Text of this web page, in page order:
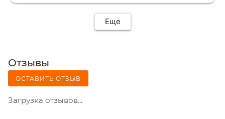
Еще
Отзывы
ОСТАВИТЬ ОТЗЫВ
Загрузка отзывов...